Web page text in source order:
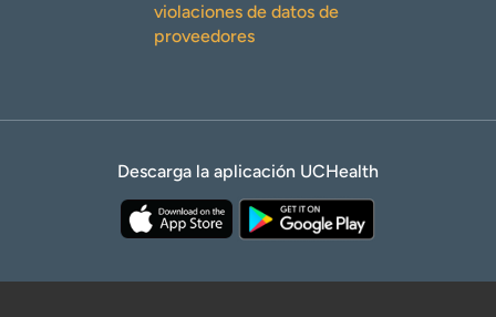
violaciones de datos de
proveedores
Descarga la aplicación UCHealth